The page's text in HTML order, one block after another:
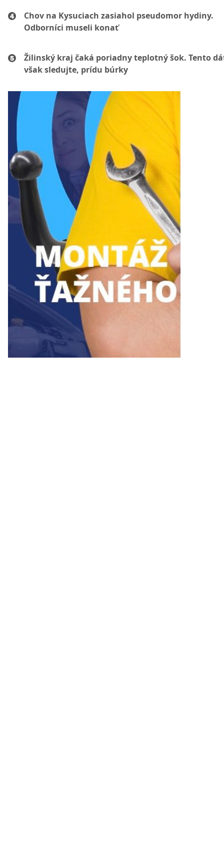
Chov na Kysuciach zasiahol pseudomor hydiny.
Odborníci museli konať
Žilinský kraj čaká poriadny teplotný šok. Tento
však sledujte, prídu búrky